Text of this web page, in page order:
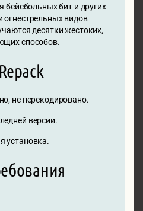
бейсбольных бит и других
видов
десятки жестоких,
способов.
не перекодировано.
версии.
установка.